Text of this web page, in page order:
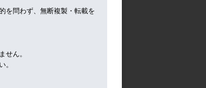
を問わず、無断複製・転載を
せん。
。